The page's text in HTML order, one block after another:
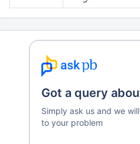
Got a query
Simply ask us and we
to your problem